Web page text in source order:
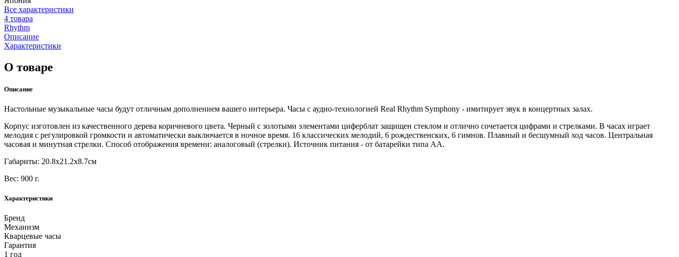
Все характеристики
4 товара
Rhythm
Описание
Характеристики
О товаре
Описание
Настольные музыкальные часы будут отличным дополнением вашего интерьера. Часы с аудио-технологией Real Rhythm Symphony - имитирует звук в концертных залах.
Корпус изготовлен из качественного дерева коричневого цвета. Черный с золотыми элементами циферблат защищен стеклом и отлично сочетается цифрами и стрелками. В часах играет
мелодия с регулировкой громкости и автоматически выключается в ночное время. 16 классических мелодий, 6 рождественских, 6 гимнов. Плавный и бесшумный ход часов. Центральная
часовая и минутная стрелки. Способ отображения времени: аналоговый (стрелки). Источник питания - от батарейки типа AA.
Габариты: 20.8х21.2х8.7см
Вес: 900 г.
Характеристики
Бренд
Механизм
Кварцевые часы
Гарантия
1 год